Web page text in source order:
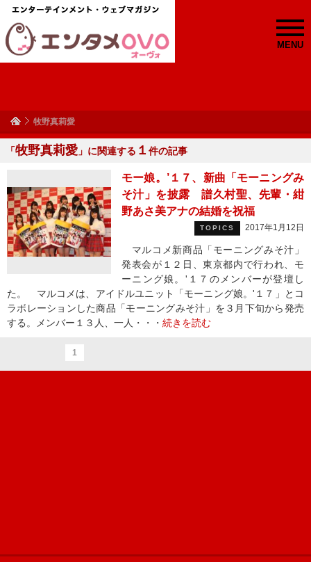
MENU
牧野真莉愛
「牧野真莉愛 」に関連する １ 件の記事
モー娘。’１７、新曲「モーニングみ
そ汁」を披露 譜久村聖、先輩・紺
野あさ美アナの結婚を祝福
TOPICS 2017年1月12日
マルコメ新商品「モーニングみそ汁」
発表会が１２日、東京都内で行われ、モ
ーニング娘。'１７のメンバーが登壇し
た。 マルコメは、アイドルユニット「モーニング娘。'１７」とコ
ラボレーションした商品「モーニングみそ汁」を３月下旬から発売
する。メンバー１３人、一人・・・ 続きを読む
1